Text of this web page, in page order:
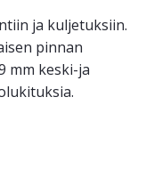
ja kuljetuksiin.
pinnan
mm keski-ja